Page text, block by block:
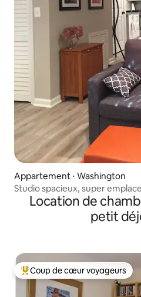
Appartement ⋅ Washington
Studio spacieux, super
Location de
petit
Coups de cœur voyageurs les
Coup de cœur voyageurs